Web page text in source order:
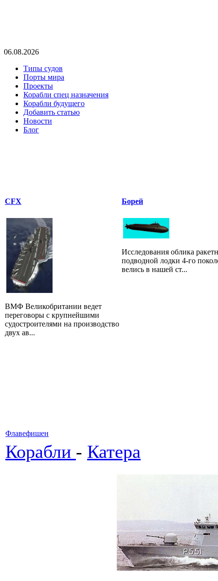
06.08.2026
Типы судов
Порты мира
Проекты
Корабли спец назначения
Корабли будущего
Добавить статью
Новости
Блог
CFX
ВМФ Великобритании ведет
переговоры с крупнейшими
судостроителями на производство
двух ав...
Борей
Исследования облика
подводной лодки 4-го
велись в нашей ст...
Флавефишен
Корабли - Катера